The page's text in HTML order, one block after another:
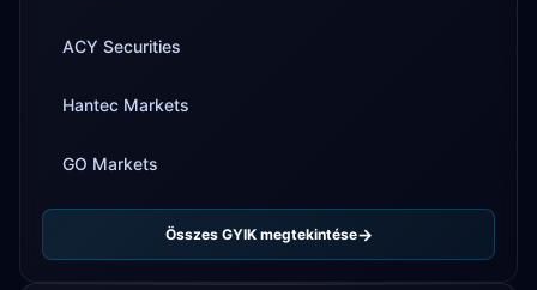
ACY Securities
Hantec Markets
GO Markets
Összes GYIK megtekintése